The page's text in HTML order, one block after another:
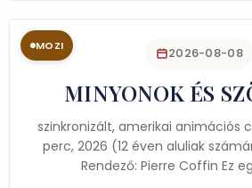
MOZI 2026-08-08
MINYONOK ÉS
szinkronizált, amerikai animációs
perc, 2026 (12 éven aluliak
Rendező: Pierre Coffin Ez